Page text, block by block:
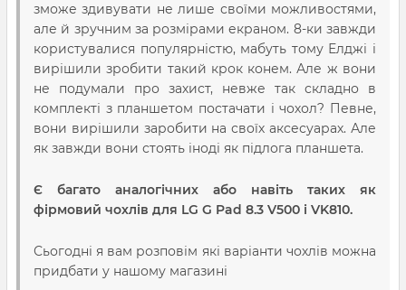
зможе здивувати не лише своїми можливостями,
але й зручним за розмірами екраном. 8-ки завжди
користувалися популярністю, мабуть тому Елджі і
вирішили зробити такий крок конем. Але ж вони
не подумали про захист, невже так складно в
комплекті з планшетом постачати і чохол? Певне,
вони вирішили заробити на своїх аксесуарах. Але
як завжди вони стоять іноді як підлога планшета.
Є багато аналогічних або навіть таких як
фірмовий чохлів для LG G Pad 8.3 V500 і VK810.
Сьогодні я вам розповім які варіанти чохлів можна
придбати у нашому магазині